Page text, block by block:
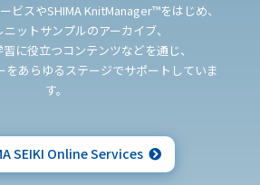
ビスやSHIMA KnitManager™をはじめ、
ットサンプルのアーカイブ、
に役立つコンテンツなどを通じ、
をあらゆるステージでサポートしていま
す。
SEIKI Online Services